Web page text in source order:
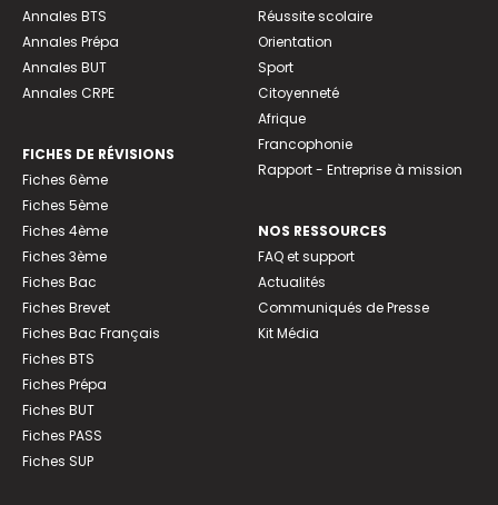
Annales BTS
Annales Prépa
Annales BUT
Annales CRPE
FICHES DE RÉVISIONS
Fiches 6ème
Fiches 5ème
Fiches 4ème
Fiches 3ème
Fiches Bac
Fiches Brevet
Fiches Bac Français
Fiches BTS
Fiches Prépa
Fiches BUT
Fiches PASS
Fiches SUP
Réussite scolaire
Orientation
Sport
Citoyenneté
Afrique
Francophonie
Rapport - Entreprise à mission
NOS RESSOURCES
FAQ et support
Actualités
Communiqués de Presse
Kit Média